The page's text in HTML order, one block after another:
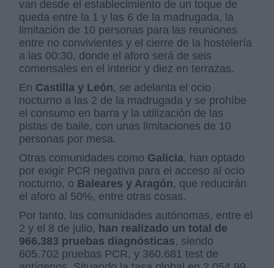
van desde el establecimiento de un toque de
queda entre la 1 y las 6 de la madrugada, la
limitación de 10 personas para las reuniones
entre no convivientes y el cierre de la hostelería
a las 00:30, donde el aforo será de seis
comensales en el interior y diez en terrazas.
En Castilla y León, se adelanta el ocio
nocturno a las 2 de la madrugada y se prohíbe
el consumo en barra y la utilización de las
pistas de baile, con unas limitaciones de 10
personas por mesa.
Otras comunidades como Galicia, han optado
por exigir PCR negativa para el acceso al ocio
nocturno, o Baleares y Aragón, que reducirán
el aforo al 50%, entre otras cosas.
Por tanto, las comunidades autónomas, entre el
2 y el 8 de julio, han realizado un total de
966.383 pruebas diagnósticas, siendo
605.702 pruebas PCR, y 360.681 test de